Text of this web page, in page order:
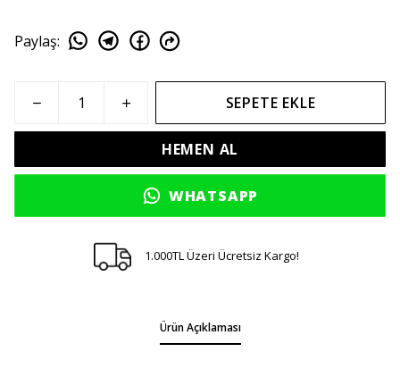
Paylaş:
SEPETE EKLE
HEMEN AL
WHATSAPP
1.000TL Üzeri Ücretsiz Kargo!
Ürün Açıklaması